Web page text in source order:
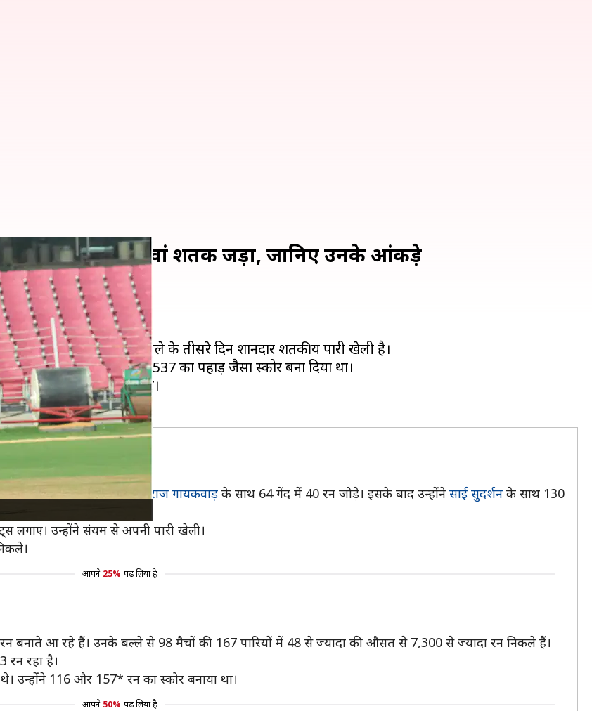
श्रेणी करियर का 26वां शतक जड़ा, जानिए उनके आंकड़े
टीम के खिलाफ मुकाबले के तीसरे दिन शानदार शतकीय पारी खेली है।
बल्लेबाजी की थी और 537 का पहाड़ जैसा स्कोर बना दिया था।
ईश्वरन ने एक छोर संभाला।
पहले विकेट के लिए कप्तानरुतुराज गायकवाड़ के साथ 64 गेंद में 40 रन जोड़े। इसके बाद उन्होंने साई सुदर्शन के साथ 130
लगाए। उन्होंने संयम से अपनी पारी खेली।
आपने 25% पढ़ लिया है
बनाते आ रहे हैं। उनके बल्ले से 98 मैचों की 167 पारियों में 48 से ज्यादा की औसत से 7,300 से ज्यादा रन निकले हैं।
रन रहा है।
उन्होंने 116 और 157* रन का स्कोर बनाया था।
आपने 50% पढ़ लिया है